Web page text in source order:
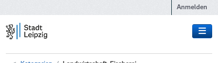
Anmelden